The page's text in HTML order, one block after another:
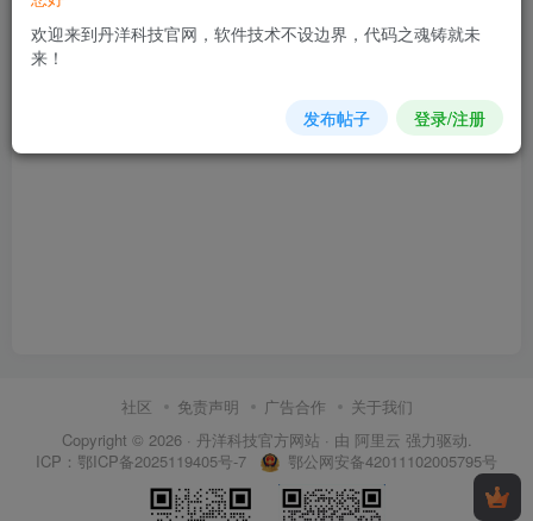
12个月前发布
社区 免责声明 广告合作
关于我们
Copyright © 2026 · 丹洋科技官方网站 · 由 阿里云 强力驱动.
ICP： 鄂ICP备2025119405号-7 鄂公网安备42011102005795号
欢迎来到丹洋科技官网，软件技术不设边界，代码之魂铸就未
来！
发布帖子 登录/注册